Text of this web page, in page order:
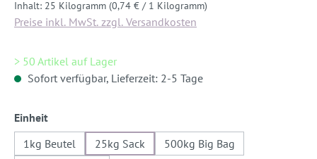
Inhalt: 25 Kilogramm (0,74 € / 1 Kilogramm)
Preise inkl. MwSt. zzgl. Versandkosten
> 50 Artikel auf Lager
Sofort verfügbar, Lieferzeit: 2-5 Tage
Einheitauswählen
1kg Beutel
25kg Sack
500kg Big Bag